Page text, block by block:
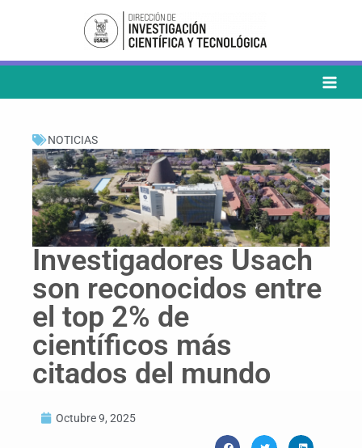
NOTICIAS
Investigadores Usach
son reconocidos entre
el top 2% de
científicos más
citados del mundo
Octubre 9, 2025